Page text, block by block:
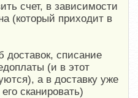
счет, в зависимости
(который приходит в
доставок, списание
(и в этот
а в доставку уже
сканировать)